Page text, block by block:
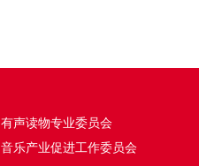
有声读物专业委员会
音乐产业促进工作委员会